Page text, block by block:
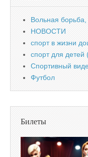
Вольная
НОВОСТИ
спорт в жизни
спорт для
Спортивный
Футбол
Билеты